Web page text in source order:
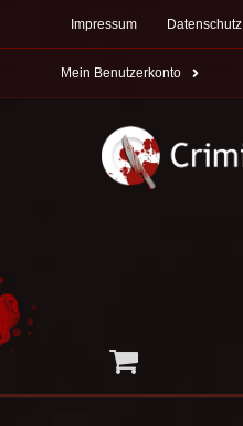
Impressum Datenschutz
Mein Benutzerkonto